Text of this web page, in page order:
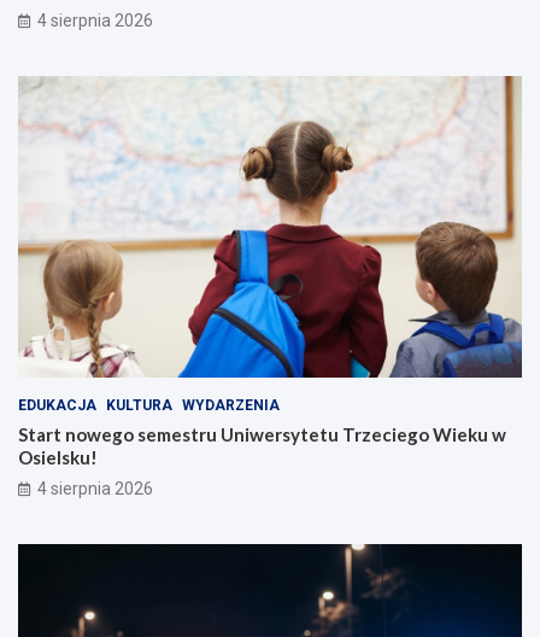
4 sierpnia 2026
EDUKACJA KULTURA WYDARZENIA
Start nowego semestru Uniwersytetu Trzeciego Wieku w
Osielsku!
4 sierpnia 2026